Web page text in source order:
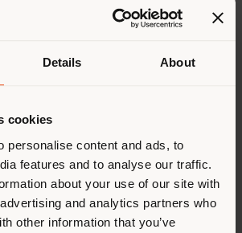
Details About
cookies
personalise content and ads, to
features and to analyse our traffic.
about your use of our site with
and analytics partners who
other information that you’ve
ogni storia
& DOWNTOWN